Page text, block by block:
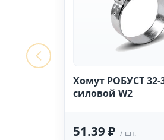
Хомут РОБУСТ
силовой W2
51.39 ₽ / шт.